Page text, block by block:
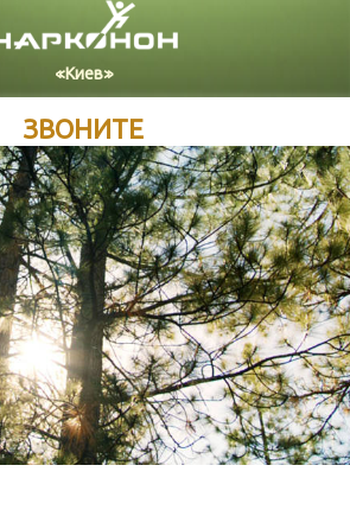
Русский
ЗВОНИТЕ